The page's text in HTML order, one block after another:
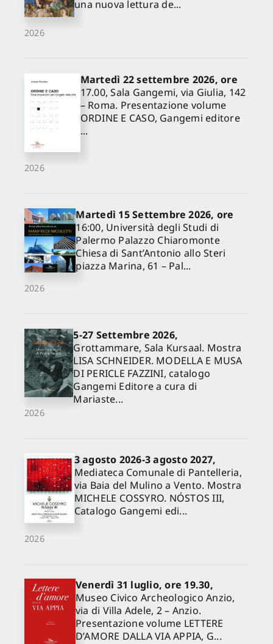
2026
una nuova lettura de...
2026
Martedì 22 settembre 2026, ore
17.00, Sala Gangemi, via Giulia, 142
– Roma. Presentazione volume
ORDINE E CASO, Gangemi editore
...
2026
Martedì 15 Settembre 2026, ore
16:00, Università degli Studi di
Palermo Palazzo Chiaromonte
Chiesa di Sant’Antonio allo Steri
piazza Marina, 61 – Pal...
2026
5-27 Settembre 2026,
Grottammare, Sala Kursaal. Mostra
LISA SCHNEIDER. MODELLA E MUSA
DI PERICLE FAZZINI, catalogo
Gangemi Editore a cura di
Mariaste...
2026
3 agosto 2026-3 agosto 2027,
Mediateca Comunale di Pantelleria,
via Baia del Mulino a Vento. Mostra
MICHELE COSSYRO. NÓSTOS III,
Catalogo Gangemi edi...
Venerdì 31 luglio, ore 19.30,
Museo Civico Archeologico Anzio,
via di Villa Adele, 2 – Anzio.
Presentazione volume LETTERE
D’AMORE DALLA VIA APPIA, G...